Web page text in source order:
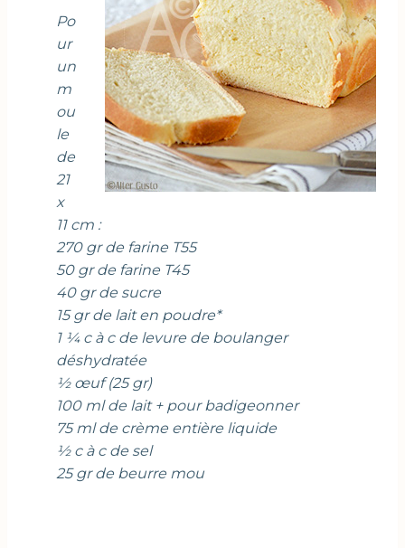
Po
ur
un
m
ou
le
de
21
x
11 cm :
270 gr de farine T55
50 gr de farine T45
40 gr de sucre
15 gr de lait en poudre*
1 ¼ c à c de levure de boulanger
déshydratée
½ œuf (25 gr)
100 ml de lait + pour badigeonner
75 ml de crème entière liquide
½ c à c de sel
25 gr de beurre mou